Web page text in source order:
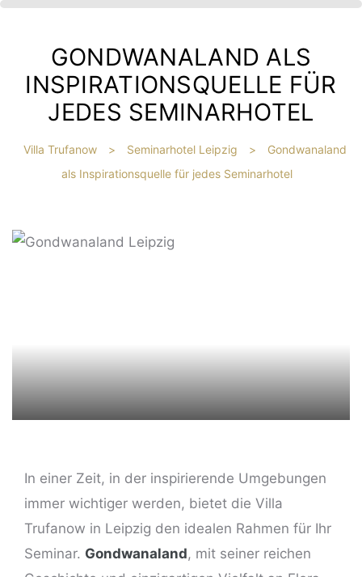
GONDWANALAND ALS
INSPIRATIONSQUELLE FÜR
JEDES SEMINARHOTEL
Villa Trufanow > Seminarhotel Leipzig >
Gondwanaland
als Inspirationsquelle für jedes Seminarhotel
In einer Zeit, in der inspirierende Umgebungen
immer wichtiger werden, bietet die Villa
Trufanow in Leipzig den idealen Rahmen für Ihr
Seminar. Gondwanaland, mit seiner reichen